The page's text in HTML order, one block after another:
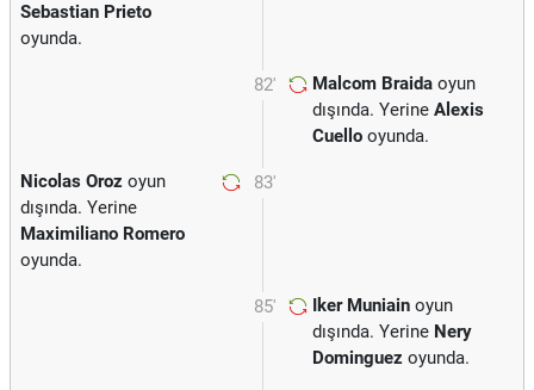
Sebastian Prieto
oyunda.
82' Malcom Braida oyun
dışında. Yerine Alexis
Cuello oyunda.
83'
Nicolas Oroz oyun
dışında. Yerine
Maximiliano Romero
oyunda.
85' Iker Muniain oyun
dışında. Yerine Nery
Dominguez oyunda.